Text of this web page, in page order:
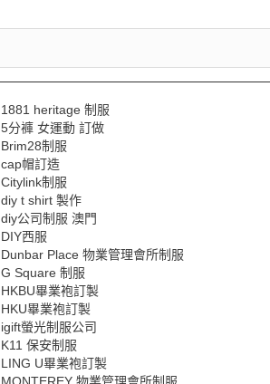
1881 heritage 制服
5分褲 女運動 訂做
Brim28制服
cap帽訂造
Citylink制服
diy t shirt 製作
diy公司制服 澳門
DIY西服
Dunbar Place 物業管理會所制服
G Square 制服
HKBU畢業袍訂製
HKU畢業袍訂製
igift螢光制服公司
K11 保安制服
LING U畢業袍訂製